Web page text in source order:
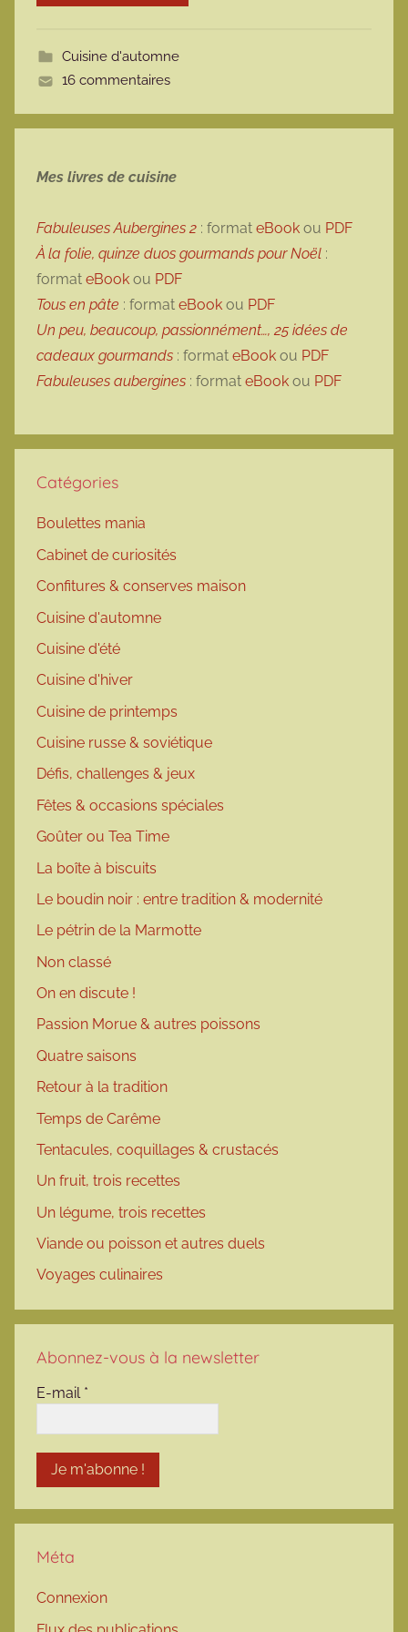
Cuisine d'automne
16 commentaires
Mes livres de cuisine
Fabuleuses Aubergines 2 : format eBook ou PDF
À la folie, quinze duos gourmands pour Noël :
format eBook ou PDF
Tous en pâte : format eBook ou PDF
Un peu, beaucoup, passionnément…, 25 idées de
cadeaux gourmands : format eBook ou PDF
Fabuleuses aubergines : format eBook ou PDF
Catégories
Boulettes mania
Cabinet de curiosités
Confitures & conserves maison
Cuisine d'automne
Cuisine d'été
Cuisine d'hiver
Cuisine de printemps
Cuisine russe & soviétique
Défis, challenges & jeux
Fêtes & occasions spéciales
Goûter ou Tea Time
La boîte à biscuits
Le boudin noir : entre tradition & modernité
Le pétrin de la Marmotte
Non classé
On en discute !
Passion Morue & autres poissons
Quatre saisons
Retour à la tradition
Temps de Carême
Tentacules, coquillages & crustacés
Un fruit, trois recettes
Un légume, trois recettes
Viande ou poisson et autres duels
Voyages culinaires
Abonnez-vous à la newsletter
E-mail *
Méta
Connexion